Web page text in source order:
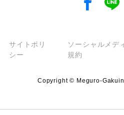
サイトポリ
シー
ソーシャルメデ
規約
Copyright © Meguro-